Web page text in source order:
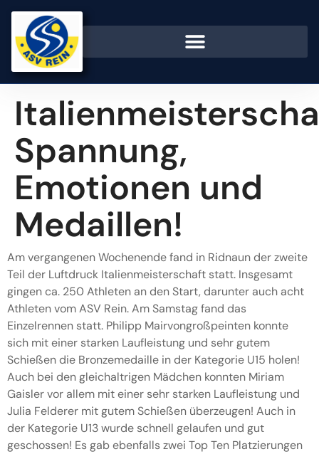
Spannung,
Emotionen und
Medaillen!
Am vergangenen Wochenende fand in Ridnaun der zweite
Teil der Luftdruck Italienmeisterschaft statt. Insgesamt
gingen ca. 250 Athleten an den Start, darunter auch acht
Athleten vom ASV Rein. Am Samstag fand das
Einzelrennen statt. Philipp Mairvongroßpeinten konnte
sich mit einer starken Laufleistung und sehr gutem
Schießen die Bronzemedaille in der Kategorie U15 holen!
Auch bei den gleichaltrigen Mädchen konnten Miriam
Gaisler vor allem mit einer sehr starken Laufleistung und
Julia Felderer mit gutem Schießen überzeugen! Auch in
der Kategorie U13 wurde schnell gelaufen und gut
geschossen! Es gab ebenfalls zwei Top Ten Platzierungen